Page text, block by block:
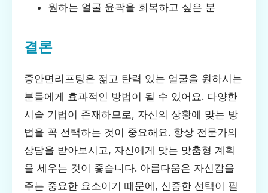
원하는 얼굴 윤곽을 회복하고 싶은 분
결론
중안면리프팅은 젊고 탄력 있는 얼굴을 원하시는
분들에게 효과적인 방법이 될 수 있어요. 다양한
시술 기법이 존재하므로, 자신의 상황에 맞는 방
법을 꼭 선택하는 것이 중요해요. 항상 전문가의
상담을 받아보시고, 자신에게 맞는 맞춤형 계획
을 세우는 것이 좋습니다. 아름다움은 자신감을
주는 중요한 요소이기 때문에, 신중한 선택이 필